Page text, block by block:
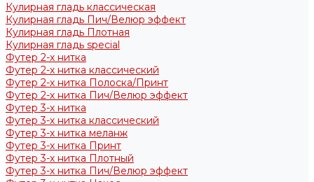
Кулирная гладь классическая
Кулирная гладь Пич/Велюр эффект
Кулирная гладь Плотная
Кулирная гладь special
Футер 2-х нитка
Футер 2-х нитка классический
Футер 2-х нитка Полоска/Принт
Футер 2-х нитка Пич/Велюр эффект
Футер 3-х нитка
Футер 3-х нитка классический
Футер 3-х нитка меланж
Футер 3-х нитка Принт
Футер 3-х нитка Плотный
Футер 3-х нитка Пич/Велюр эффект